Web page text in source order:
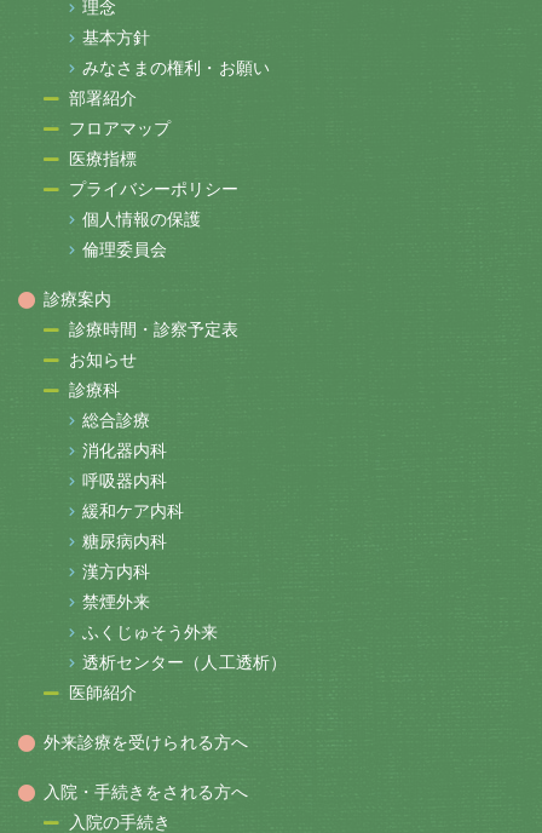
理念
基本方針
みなさまの権利・お願い
部署紹介
フロアマップ
医療指標
プライバシーポリシー
個人情報の保護
倫理委員会
診療案内
診療時間・診察予定表
お知らせ
診療科
総合診療
消化器内科
呼吸器内科
緩和ケア内科
糖尿病内科
漢方内科
禁煙外来
ふくじゅそう外来
透析センター（人工透析）
医師紹介
外来診療を受けられる方へ
入院・手続きをされる方へ
入院の手続き